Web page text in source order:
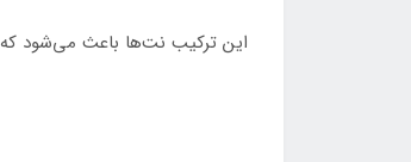
این ترکیب نت‌ها باعث می‌شود که Cassandra Lilac گزینه‌ای ایده‌آل برای کسانی باشد که عاشق عطرهای شیرین، گرم و گُرماند — با حس کلاسیک و زنانه — هستند.